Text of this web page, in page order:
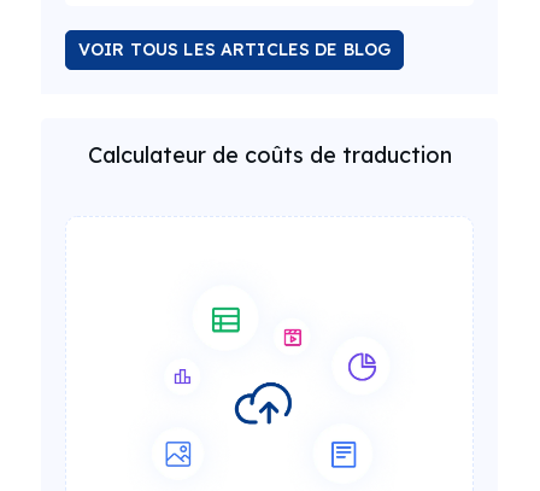
VOIR TOUS LES ARTICLES DE BLOG
Calculateur de coûts de traduction